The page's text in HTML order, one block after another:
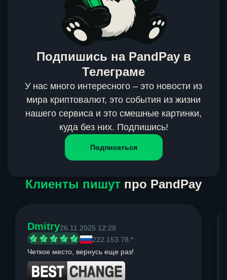
Подпишись на PandPay в
Телеграме
У нас много интересного – это новости из
мира криптовалют, это события из жизни
нашего сервиса и это смешные картинки,
куда без них. Подпишись!
Подписаться
Клиенты пишут про PandPay
Dmitry26.11.2025 12:28
222.153.78.*
Четкое место, вернусь еще раз!